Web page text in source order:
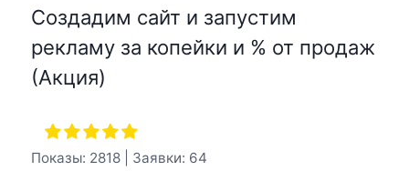
Создадим сайт и запустим
рекламу за копейки и % от продаж
(Акция)
Показы: 2818 | Заявки: 64